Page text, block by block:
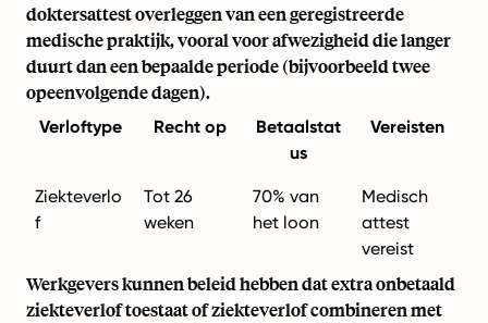
doktersattest overleggen van een geregistreerde
medische praktijk, vooral voor afwezigheid die langer
duurt dan een bepaalde periode (bijvoorbeeld twee
opeenvolgende dagen).
Verloftype Recht op
Betaalstat
us
Vereisten
Ziekteverlo
f
Tot 26
weken
70% van
het loon
Medisch
attest
vereist
Werkgevers kunnen beleid hebben dat extra onbetaald
ziekteverlof toestaat of ziekteverlof combineren met